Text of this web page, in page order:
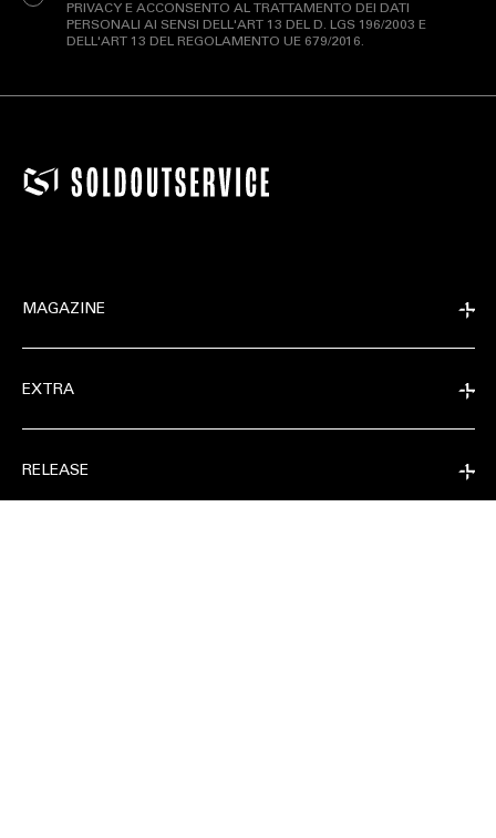
CONDIVIDI SU
PRIVACY E ACCONSENTO AL TRATTAMENTO DEI DATI
PERSONALI AI SENSI DELL'ART 13 DEL D. LGS 196/2003 E
DELL'ART 13 DEL REGOLAMENTO UE 679/2016.
MAGAZINE
EXTRA
RELEASE